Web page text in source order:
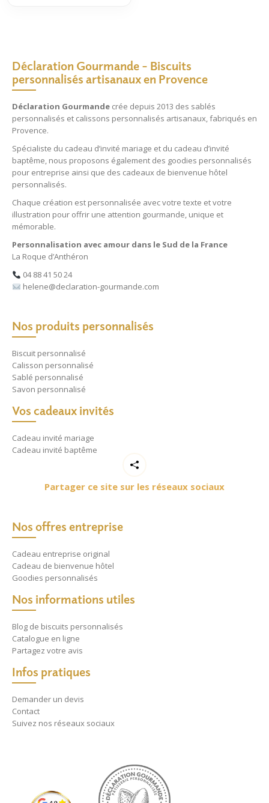
Déclaration Gourmande – Biscuits
personnalisés artisanaux en Provence
Déclaration Gourmande crée depuis 2013 des sablés
personnalisés et calissons personnalisés artisanaux, fabriqués en
Provence.
Spécialiste du cadeau d’invité mariage et du cadeau d’invité
baptême, nous proposons également des goodies personnalisés
pour entreprise ainsi que des cadeaux de bienvenue hôtel
personnalisés.
Chaque création est personnalisée avec votre texte et votre
illustration pour offrir une attention gourmande, unique et
mémorable.
Personnalisation avec amour dans le Sud de la France
La Roque d’Anthéron
04 88 41 50 24
helene@declaration-gourmande.com
Nos produits personnalisés
Biscuit personnalisé
Calisson personnalisé
Sablé personnalisé
Savon personnalisé
Vos cadeaux invités
Cadeau invité mariage
Cadeau invité baptême
Partager ce site sur les réseaux sociaux
Nos offres entreprise
Cadeau entreprise original
Cadeau de bienvenue hôtel
Goodies personnalisés
Nos informations utiles
Blog de biscuits personnalisés
Catalogue en ligne
Partagez votre avis
Infos pratiques
Demander un devis
Contact
Suivez nos réseaux sociaux